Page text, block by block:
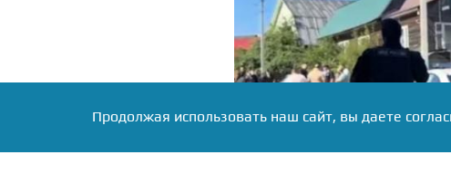
Продолжая использовать наш сайт, вы даете